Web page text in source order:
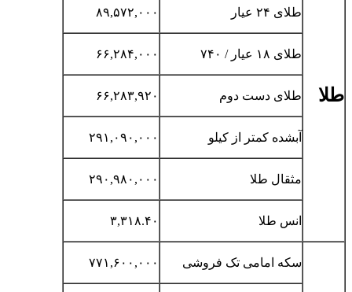
طلا
طلای ۲۴ عیار ۸۹,۵۷۲,۰۰۰
طلای ۱۸ عیار / ۷۴۰ ۶۶,۲۸۴,۰۰۰
طلای دست دوم ۶۶,۲۸۳,۹۲۰
آبشده کمتر از کیلو ۲۹۱,۰۹۰,۰۰۰
مثقال طلا ۲۹۰,۹۸۰,۰۰۰
انس طلا ۳,۳۱۸.۴۰
سکه امامی تک فروشی ۷۷۱,۶۰۰,۰۰۰